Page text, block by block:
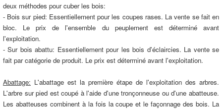
deux méthodes pour cuber les bois:
- Bois sur pied: Essentiellement pour les coupes rases. La vente se fait en
bloc. Le prix de l'ensemble du peuplement est déterminé avant
l'exploitation.
- Sur bois abattu: Essentiellement pour les bois d'éclaircies. La vente se
fait par catégorie de produit. Le prix est déterminé avant l'exploitation.
Abattage: L'abattage est la première étape de l'exploitation des arbres.
L'arbre sur pied est coupé à l'aide d'une tronçonneuse ou d'une abatteuse.
Les abatteuses combinent à la fois la coupe et le façonnage des bois. La